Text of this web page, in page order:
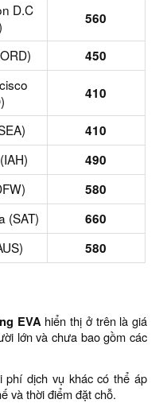
D.C
560
450
410
410
490
580
(SAT)
660
580
EVA hiển thị ở trên là giá
lớn và chưa bao gồm các
phí dịch vụ khác có thể áp
và thời điểm đặt chỗ.